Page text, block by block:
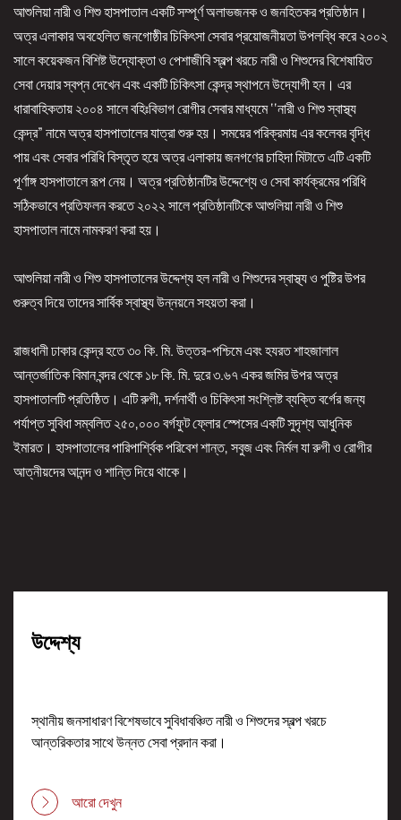
আশুলিয়া নারী ও শিশু হাসপাতাল একটি সম্পূর্ণ অলাভজনক ও জনহিতকর প্রতিষ্ঠান।
অত্র এলাকার অবহেলিত জনগোষ্ঠীর চিকিৎসা সেবার প্রয়োজনীয়তা উপলব্ধি করে ২০০২
সালে কয়েকজন বিশিষ্ট উদ্যোক্তা ও পেশাজীবি স্বল্প খরচে নারী ও শিশুদের বিশেষায়িত
সেবা দেয়ার স্বপ্ন দেখেন এবং একটি চিকিৎসা কেন্দ্র স্থাপনে উদ্যোগী হন। এর
ধারাবাহিকতায় ২০০৪ সালে বহিঃবিভাগ রোগীর সেবার মাধ্যমে ‘‘নারী ও শিশু স্বাস্থ্য
কেন্দ্র” নামে অত্র হাসপাতালের যাত্রা শুরু হয়। সময়ের পরিক্রমায় এর কলেবর বৃদ্ধি
পায় এবং সেবার পরিধি বিস্তৃত হয়ে অত্র এলাকায় জনগণের চাহিদা মিটাতে এটি একটি
পূর্ণাঙ্গ হাসপাতালে রূপ নেয়। অত্র প্রতিষ্ঠানটির উদ্দেশ্যে ও সেবা কার্যক্রমের পরিধি
সঠিকভাবে প্রতিফলন করতে ২০২২ সালে প্রতিষ্ঠানটিকে আশুলিয়া নারী ও শিশু
হাসপাতাল নামে নামকরণ করা হয়।
আশুলিয়া নারী ও শিশু হাসপাতালের উদ্দেশ্য হল নারী ও শিশুদের স্বাস্থ্য ও পুষ্টির উপর
গুরুত্ব দিয়ে তাদের সার্বিক স্বাস্থ্য উন্নয়নে সহয়তা করা।
রাজধানী ঢাকার কেন্দ্র হতে ৩০ কি. মি. উত্তর-পশ্চিমে এবং হযরত শাহজালাল
আন্তর্জাতিক বিমান বন্দর থেকে ১৮ কি. মি. দুরে ৩.৬৭ একর জমির উপর অত্র
হাসপাতালটি প্রতিষ্ঠিত। এটি রুগী, দর্শনার্থী ও চিকিৎসা সংশ্লিষ্ট ব্যক্তি বর্গের জন্য
পর্যাপ্ত সুবিধা সম্বলিত ২৫০,০০০ বর্গফুট ফ্লোর স্পেসের একটি সুদৃশ্য আধুনিক
ইমারত। হাসপাতালের পারিপার্শ্বিক পরিবেশ শান্ত, সবুজ এবং নির্মল যা রুগী ও রোগীর
আত্নীয়দের আনন্দ ও শান্তি দিয়ে থাকে।
উদ্দেশ্য
স্থানীয় জনসাধারণ বিশেষভাবে সুবিধাবঞ্চিত নারী ও শিশুদের স্বল্প খরচে
আন্তরিকতার সাথে উন্নত সেবা প্রদান করা।
আরো দেখুন